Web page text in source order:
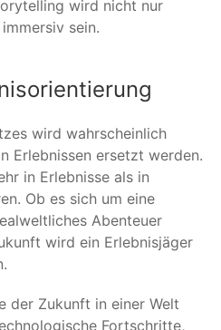
wird nicht nur
sein.
wird wahrscheinlich
Erlebnissen ersetzt werden.
in Erlebnisse als in
Ob es sich um eine
Abenteuer
wird ein Erlebnisjäger
der Zukunft in einer Welt
Fortschritte,